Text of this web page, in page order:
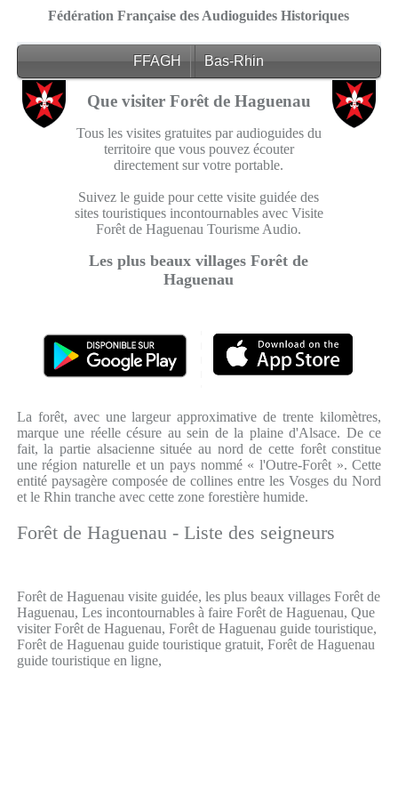
Fédération Française des Audioguides Historiques
FFAGH Bas-Rhin
Que visiter Forêt de Haguenau
Tous les visites gratuites par audioguides du
territoire que vous pouvez écouter
directement sur votre portable.
Suivez le guide pour cette visite guidée des
sites touristiques incontournables avec Visite
Forêt de Haguenau Tourisme Audio.
Les plus beaux villages Forêt de
Haguenau
La forêt, avec une largeur approximative de trente kilomètres,
marque une réelle césure au sein de la plaine d'Alsace. De ce
fait, la partie alsacienne située au nord de cette forêt constitue
une région naturelle et un pays nommé « l'Outre-Forêt ». Cette
entité paysagère composée de collines entre les Vosges du Nord
et le Rhin tranche avec cette zone forestière humide.
Forêt de Haguenau - Liste des seigneurs
Forêt de Haguenau visite guidée, les plus beaux villages Forêt de
Haguenau, Les incontournables à faire Forêt de Haguenau, Que
visiter Forêt de Haguenau, Forêt de Haguenau guide touristique,
Forêt de Haguenau guide touristique gratuit, Forêt de Haguenau
guide touristique en ligne,